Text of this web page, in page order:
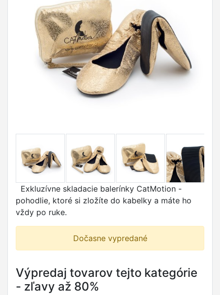
Exkluzívne skladacie balerínky CatMotion -
pohodlie, ktoré si zložíte do kabelky a máte ho
vždy po ruke.
Dočasne vypredané
Výpredaj tovarov tejto kategórie
- zľavy až 80%